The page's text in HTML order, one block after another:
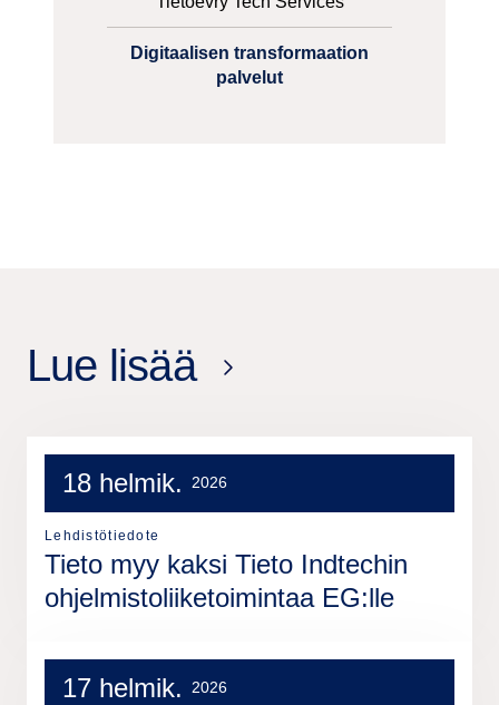
Digitaalisen transformaation
palvelut
Lue lisää
18 helmik. 2026
Lehdistötiedote
Tieto myy kaksi Tieto Indtechin
ohjelmistoliiketoimintaa EG:lle
17 helmik. 2026